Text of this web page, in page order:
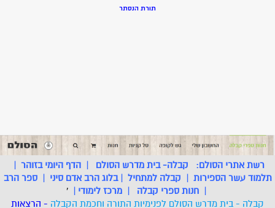
תורת הנסתר
רשת אתרי הסולם: קבלה- בית מדרש הסולם |הדף היומי בזוהר |
תלמוד עשר הספירות | קבלה למתחיל |בלוג הרב אדם סיני |ספר הרב
| חנות ספרי קבלה | מרכז לימודי |
'
קבלה - בית מדרש הסולם לפנימיות התורה וחכמת הקבלה - הרצאות